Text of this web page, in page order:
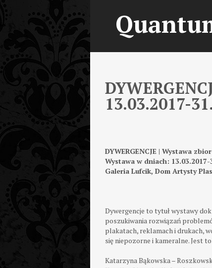
13.03.2017-
DYWERGENCJE | Wystawa
Wystawa w dniach: 13.03.2017-
Galeria Lufcik, Dom Artysty
Dywergencje to tytuł wystawy
poszukiwania rozwiązań
plakatach, reklamach i drukach,
się niepozorne i kameralne. Jest
Katarzyna Bąkowska –